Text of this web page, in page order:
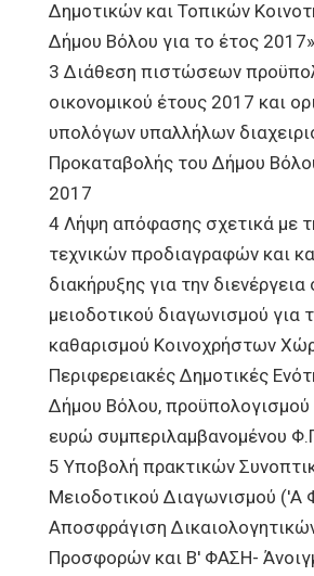
Δημοτικών και Τοπικών
Δήμου Βόλου για το έτος 2017»
3 Διάθεση πιστώσεων
οικονομικού έτους 2017 και
υπολόγων υπαλλήλων
Προκαταβολής του Δήμου
2017
4 Λήψη απόφασης σχετικά με
τεχνικών προδιαγραφών και
διακήρυξης για την
μειοδοτικού διαγωνισμού για
καθαρισμού Κοινοχρήστων
Περιφερειακές Δημοτικές
Δήμου Βόλου,
ευρώ συμπεριλαμβανομένου
5 Υποβολή πρακτικών
Μειοδοτικού Διαγωνισμού ('Α
Αποσφράγιση
Προσφορών και Β' ΦΑΣΗ-